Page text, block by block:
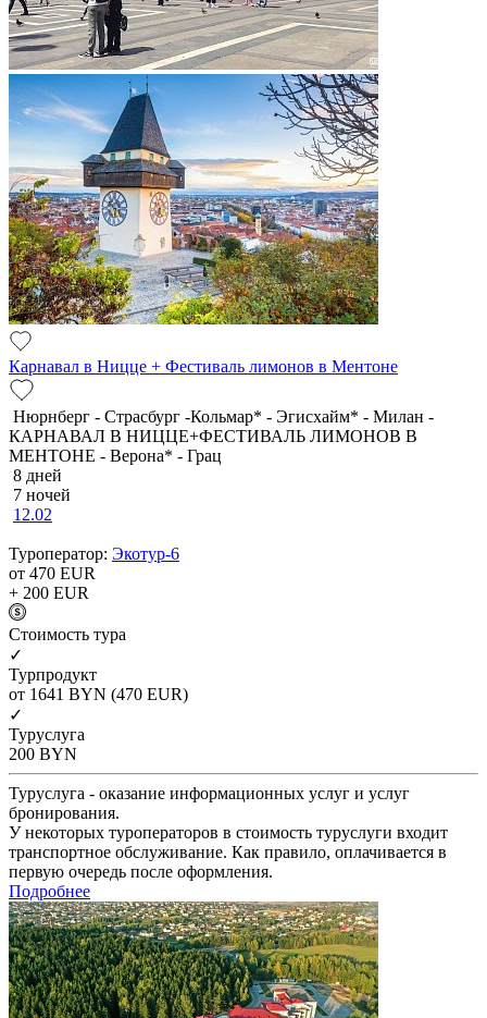
Карнавал в Ницце + Фестиваль лимонов в Ментоне
Нюрнберг - Страсбург -Кольмар* - Эгисхайм* - Милан -
КАРНАВАЛ В НИЦЦЕ+ФЕСТИВАЛЬ ЛИМОНОВ В
МЕНТОНЕ - Верона* - Грац
8 дней
7 ночей
12.02
Туроператор: Экотур-6
от 470 EUR
+ 200 EUR
Cтоимость тура
✓
Турпродукт
от 1641 BYN (470 EUR)
✓
Туруслуга
200 BYN
Туруслуга - оказание информационных услуг и услуг
бронирования.
У некоторых туроператоров в стоимость туруслуги входит
транспортное обслуживание. Как правило, оплачивается в
первую очередь после оформления.
Подробнее